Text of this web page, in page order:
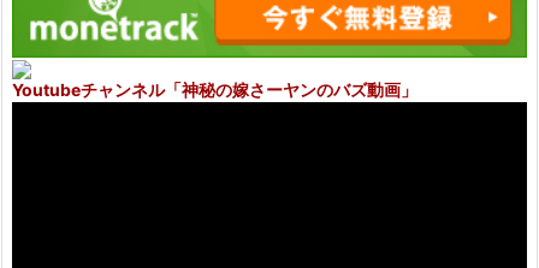
Youtubeチャンネル「神秘の嫁さーヤンのバズ動画」